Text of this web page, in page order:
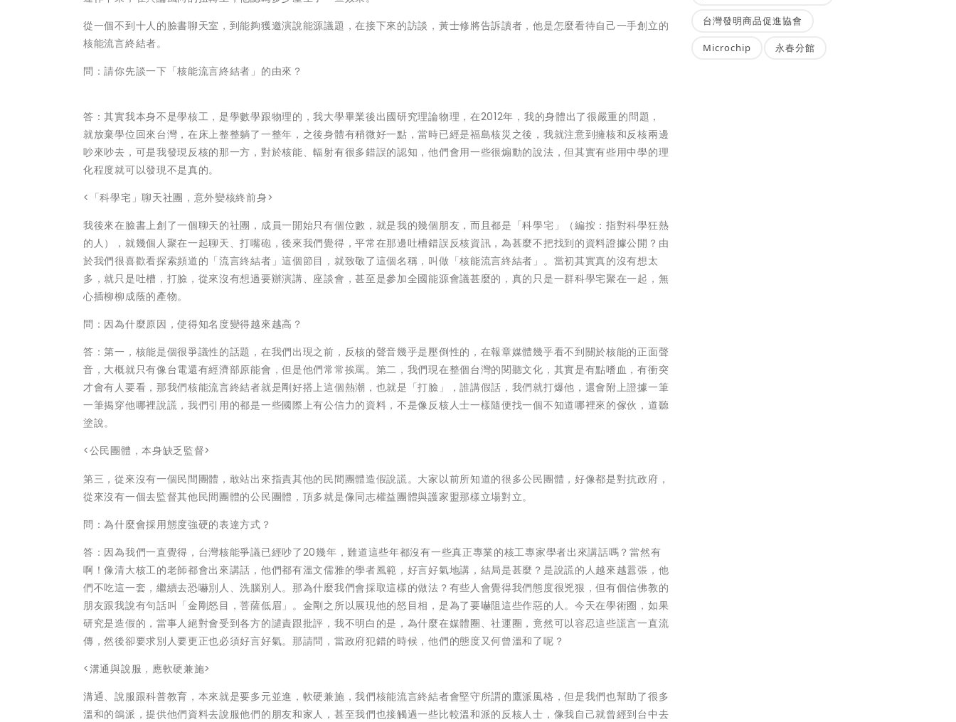
從一個不到十人的臉書聊天室，到能夠獲邀演說能源議題，在接下來的訪談，黃士修將告訴讀者，他是怎麼看待自己一手創立的
核能流言終結者。
問：請你先談一下「核能流言終結者」的由來？
答：其實我本身不是學核工，是學數學跟物理的，我大學畢業後出國研究理論物理，在2012年，我的身體出了很嚴重的問題，
就放棄學位回來台灣，在床上整整躺了一整年，之後身體有稍微好一點，當時已經是福島核災之後，我就注意到擁核和反核兩邊
吵來吵去，可是我發現反核的那一方，對於核能、輻射有很多錯誤的認知，他們會用一些很煽動的說法，但其實有些用中學的理
化程度就可以發現不是真的。
<「科學宅」聊天社團，意外變核終前身>
我後來在臉書上創了一個聊天的社團，成員一開始只有個位數，就是我的幾個朋友，而且都是「科學宅」（編按：指對科學狂熱
的人），就幾個人聚在一起聊天、打嘴砲，後來我們覺得，平常在那邊吐槽錯誤反核資訊，為甚麼不把找到的資料證據公開？由
於我們很喜歡看探索頻道的「流言終結者」這個節目，就致敬了這個名稱，叫做「核能流言終結者」。當初其實真的沒有想太
多，就只是吐槽，打臉，從來沒有想過要辦演講、座談會，甚至是參加全國能源會議甚麼的，真的只是一群科學宅聚在一起，無
心插柳柳成蔭的產物。
問：因為什麼原因，使得知名度變得越來越高？
答：第一，核能是個很爭議性的話題，在我們出現之前，反核的聲音幾乎是壓倒性的，在報章媒體幾乎看不到關於核能的正面聲
音，大概就只有像台電還有經濟部原能會，但是他們常常挨罵。第二，我們現在整個台灣的閱聽文化，其實是有點嗜血，有衝突
才會有人要看，那我們核能流言終結者就是剛好搭上這個熱潮，也就是「打臉」，誰講假話，我們就打爆他，還會附上證據一筆
一筆揭穿他哪裡說謊，我們引用的都是一些國際上有公信力的資料，不是像反核人士一樣隨便找一個不知道哪裡來的傢伙，道聽
塗說。
<公民團體，本身缺乏監督>
第三，從來沒有一個民間團體，敢站出來指責其他的民間團體造假說謊。大家以前所知道的很多公民團體，好像都是對抗政府，
從來沒有一個去監督其他民間團體的公民團體，頂多就是像同志權益團體與護家盟那樣立場對立。
問：為什麼會採用態度強硬的表達方式？
答：因為我們一直覺得，台灣核能爭議已經吵了20幾年，難道這些年都沒有一些真正專業的核工專家學者出來講話嗎？當然有
啊！像清大核工的老師都會出來講話，他們都有溫文儒雅的學者風範，好言好氣地講，結局是甚麼？是說謊的人越來越囂張，他
們不吃這一套，繼續去恐嚇別人、洗腦別人。那為什麼我們會採取這樣的做法？有些人會覺得我們態度很兇狠，但有個信佛教的
朋友跟我說有句話叫「金剛怒目，菩薩低眉」。金剛之所以展現他的怒目相，是為了要嚇阻這些作惡的人。今天在學術圈，如果
研究是造假的，當事人絕對會受到各方的譴責跟批評，我不明白的是，為什麼在媒體圈、社運圈，竟然可以容忍這些謊言一直流
傳，然後卻要求別人要更正也必須好言好氣。那請問，當政府犯錯的時候，他們的態度又何曾溫和了呢？
<溝通與說服，應軟硬兼施>
溝通、說服跟科普教育，本來就是要多元並進，軟硬兼施，我們核能流言終結者會堅守所謂的鷹派風格，但是我們也幫助了很多
溫和的鴿派，提供他們資料去說服他們的朋友和家人，甚至我們也接觸過一些比較溫和派的反核人士，像我自己就曾經到台中去
台灣發明商品促進協會
Microchip 永春分館